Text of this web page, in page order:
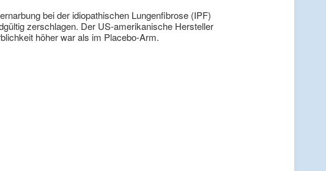
bei der idiopathischen Lungenfibrose (IPF)
zerschlagen. Der US-amerikanische Hersteller
höher war als im Placebo-Arm.